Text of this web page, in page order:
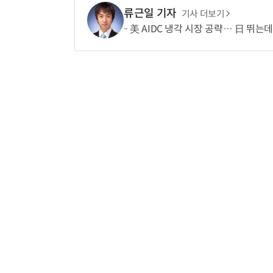
류근일 기자 기사 더보기
美 AIDC 냉각 시장 공략… 日 뛰는